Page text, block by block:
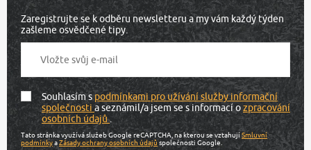
Zaregistrujte se k odběru newsletteru a my vám každý týden
zašleme osvědčené tipy.
Souhlasím spodmínkami pro užívání služby informační
společnostia seznámil/a jsem se s informací ozpracování
osobních údajů.
Tato stránka využívá služeb Google reCAPTCHA, na kterou se vztahujíSmluvní
podmínkyaZásady ochrany osobních údajů společnosti Google.